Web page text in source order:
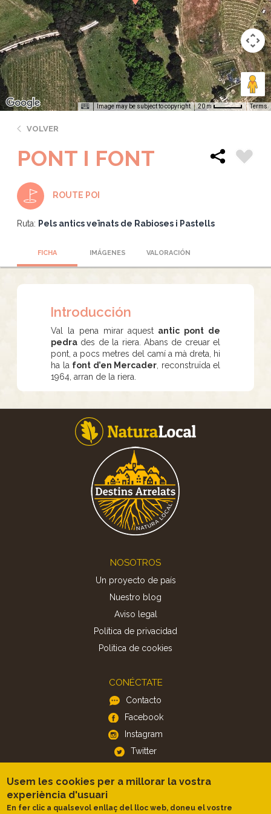
Image may be subject to copyright 20 m Terms
VOLVER
PONT I FONT
ROUTE POI
Ruta: Pels antics veïnats de Rabioses i Pastells
FICHA IMÁGENES VALORACIÓN
Introducción
Val la pena mirar aquest antic pont de
pedra des de la riera. Abans de creuar el
pont, a pocs metres del camí a mà dreta, hi
ha la font d’en Mercader , reconstruïda el
1964, arran de la riera.
NOSOTROS
Un proyecto de país
Nuestro blog
Aviso legal
Política de privacidad
Politica de cookies
CONÉCTATE
Contacto
Facebook
Instagram
Twitter
APP
iOS
Usem les cookies per a millorar la vostra
experiència d'usuari
En fer clic a qualsevol enllaç del lloc web, doneu el vostre